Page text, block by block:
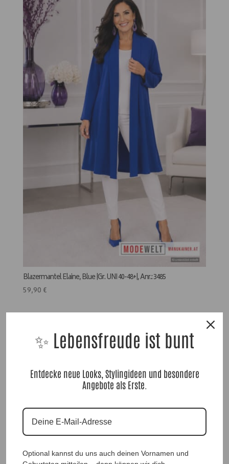
Blazermantel Elaine, Blue |Gr. UNI 40-48+|, Anr.: 3485
59,90 €
✨ Lebensfreude ist bunt
Entdecke neue Looks, Stylingideen und besondere
Angebote als Erste.
Optional kannst du uns auch deinen Vornamen und